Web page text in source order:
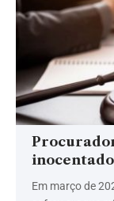
inocentado
Em março de